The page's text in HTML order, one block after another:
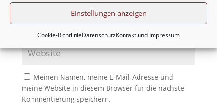
Einstellungen anzeigen
Cookie-RichtlinieDatenschutzKontakt und Impressum
Meinen Namen, meine E-Mail-Adresse und
meine Website in diesem Browser für die nächste
Kommentierung speichern.